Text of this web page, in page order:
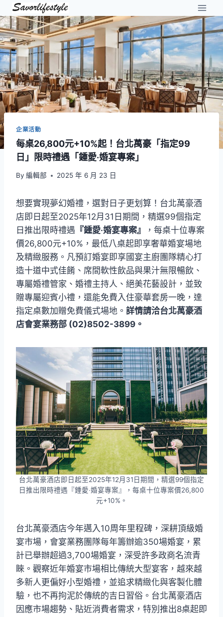
Skip
to
content
企業活動
每桌26,800元+10%起！台北萬豪「指定99
日」限時禮遇「鍾愛‧婚宴專案」
By 編輯部 2025 年 6 月 23 日
想要實現夢幻婚禮，選對日子更划算！台北萬豪酒
店即日起至2025年12月31日期間，精選99個指定
日推出限時禮遇 『鍾愛‧婚宴專案』
，每桌十位專案
價26,800元+10%，最低八桌起即享奢華婚宴場地
及精緻服務。凡預訂婚宴即享國宴主廚團隊精心打
造十道中式佳餚、席間軟性飲品與果汁無限暢飲、
專屬婚禮管家、婚禮主持人、絕美花藝設計，並致
贈專屬迎賓小禮，還能免費入住豪華套房一晚，達
指定桌數加贈免費儀式場地。 詳情請洽台北萬豪酒
店會宴業務部 (02)8502-3899。
台北萬豪酒店即日起至2025年12月31日期間，精選99個指定
日推出限時禮遇『鍾愛‧婚宴專案』，每桌十位專案價26,800
元+10%。
台北萬豪酒店今年邁入10周年里程碑，深耕頂級婚
宴市場，會宴業務團隊每年籌辦逾350場婚宴，累
計已舉辦超過3,700場婚宴，深受許多政商名流青
睞。觀察近年婚宴市場相比傳統大型宴客，越來越
多新人更偏好小型婚禮，並追求精緻化與客製化體
驗，也不再拘泥於傳統的吉日習俗。台北萬豪酒店
因應市場趨勢、貼近消費者需求，特別推出8桌起即